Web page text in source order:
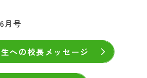
月号
への校長メッセージ